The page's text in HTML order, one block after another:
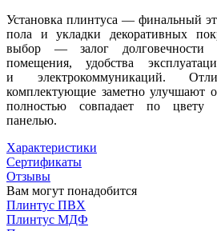
Установка плинтуса — финальный
пола и укладки декоративных
выбор — залог долговечности
помещения, удобства
и электрокоммуникаций.
комплектующие заметно улучшают
полностью совпадает по цвету
панелью.
Характеристики
Сертификаты
Отзывы
Вам могут понадобится
Плинтус ПВХ
Плинтус МДФ